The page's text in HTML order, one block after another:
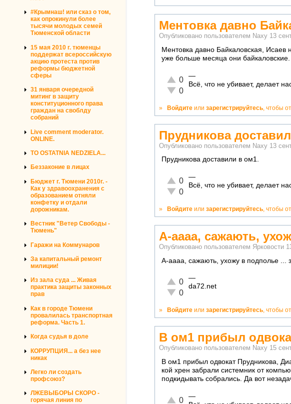
#Крымнаш! или сказ о том,
как опрокинули более
тысячи молодых семей
Тюменской области
15 мая 2010 г. тюменцы
поддержат всероссийскую
акцию протеста против
реформы бюджетной
сферы
31 января очередной
митинг в защиту
конституционного права
граждан на своблду
собраний
Live comment moderator.
ONLINE.
TO OSTATNIA NEDZIELA...
Беззаконие в лицах
Бюджет г. Тюмени 2010г. -
Как у здравоохранения с
образованием отняли
конфетку и отдали
дорожникам.
Вестник "Ветер Свободы -
Тюмень"
Гаражи на Коммунаров
За капитальный ремонт
милиции!
Из зала суда ... Живая
практика защиты законных
прав
Как в городе Тюмени
провалилась транспортная
реформа. Часть 1.
Когда судья в доле
КОРРУПЦИЯ... а без нее
никак
Легко ли создать
профсоюз?
ЛЖЕВЫБОРЫ СКОРО -
горячая линия по
Ментовка давно
Опубликовано пользователем Naxy 13
Ментовка давно Байкаловская, Исаев
уже больше месяца они байкаловские.
Отлично!
0
Неадекватно!
0
—
Всё, что не убивает, делает
» Войдите или зарегистрируйтесь , чтобы
Прудникова
Опубликовано пользователем Naxy 13
Прудникова доставили в ом1.
Отлично!
0
Неадекватно!
0
—
Всё, что не убивает, делает
» Войдите или зарегистрируйтесь , чтобы
А-аааа, сажають,
Опубликовано пользователем Ярковости
А-аааа, сажають, ухожу в подполье ...
Отлично!
0
Неадекватно!
0
—
da72.net
» Войдите или зарегистрируйтесь, чтобы
В ом1 прибыл
Опубликовано пользователем Naxy 15
В ом1 прибыл одвокат Прудникова,
кой хрен забрали системник от
подкидывать собрались. Да вот
Отлично!
0
—